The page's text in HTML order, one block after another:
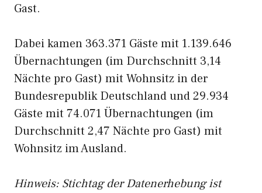
Gast.
Dabei kamen 363.371 Gäste mit 1.139.646
Übernachtungen (im Durchschnitt 3,14
Nächte pro Gast) mit Wohnsitz in der
Bundesrepublik Deutschland und 29.934
Gäste mit 74.071 Übernachtungen (im
Durchschnitt 2,47 Nächte pro Gast) mit
Wohnsitz im Ausland.
Hinweis: Stichtag der Datenerhebung ist